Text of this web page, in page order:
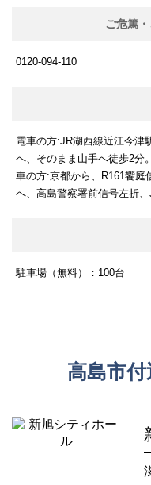
ご危篤
0120-094-110
電車の方:JR湖西線近江今津
へ、そのまま山手へ徒歩2分
車の方:京都から、R161饗庭
へ、高島警察署前信号左折、
駐車場（無料）：100台
高島市